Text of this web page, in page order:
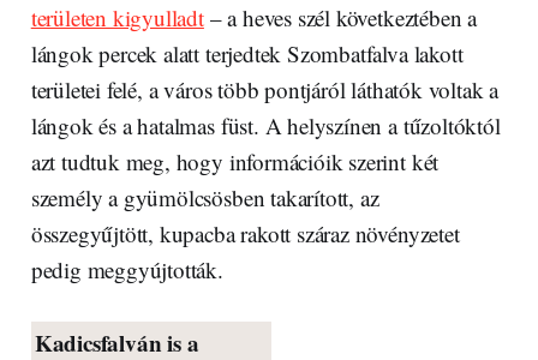
területen kigyulladt– a heves szél következtében a
lángok percek alatt terjedtek Szombatfalva lakott
területei felé, a város több pontjáról láthatók voltak a
lángok és a hatalmas füst. A helyszínen a tűzoltóktól
azt tudtuk meg, hogy információik szerint két
személy a gyümölcsösben takarított, az
összegyűjtött, kupacba rakott száraz növényzetet
pedig meggyújtották.
Kadicsfalván is a